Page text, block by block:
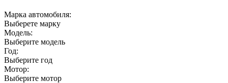
Марка автомобиля:
Выберете марку
Модель:
Выберите модель
Год:
Выберите год
Мотор:
Выберите мотор